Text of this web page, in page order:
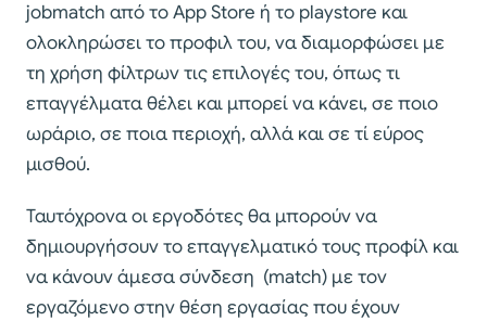
jobmatch από το App Store ή το playstore και
ολοκληρώσει το προφιλ του, να διαμορφώσει με
τη χρήση φίλτρων τις επιλογές του, όπως τι
επαγγέλματα θέλει και μπορεί να κάνει, σε ποιο
ωράριο, σε ποια περιοχή, αλλά και σε τί εύρος
μισθού.
Ταυτόχρονα οι εργοδότες θα μπορούν να
δημιουργήσουν το επαγγελματικό τους προφίλ και
να κάνουν άμεσα σύνδεση (match) με τον
εργαζόμενο στην θέση εργασίας που έχουν